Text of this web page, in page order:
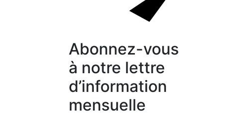
Abonnez-vous
à notre lettre
d’information
mensuelle